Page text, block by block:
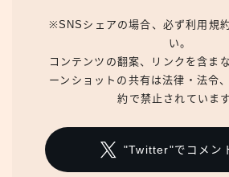
※SNSシェアの場合、必ず利用規
い。
コンテンツの翻案、リンクを含ま
ーンショットの共有は法律・法令
約で禁止されています
"Twitter"でコメン